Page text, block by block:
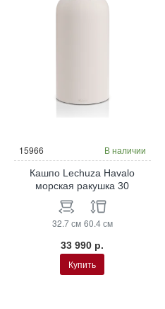
15966 В наличии
Кашпо Lechuza Havalo
морская ракушка 30
32.7 см 60.4 см
33 990 р.
Купить